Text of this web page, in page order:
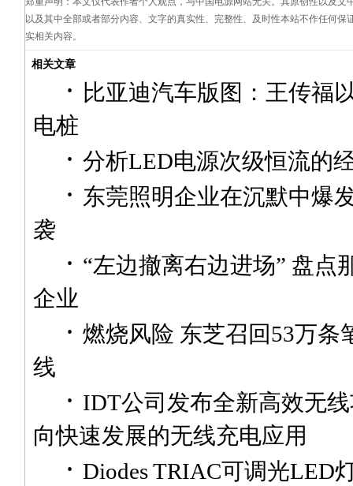
以及其中全部或者部分内容、文字的真实性、完整性、及时性本站不作任何保
实相关内容。
相关文章
· 比亚迪汽车版图：王传福
电桩
· 分析LED电源次级恒流的
· 东莞照明企业在沉默中爆
袭
· “左边撤离右边进场” 盘点
企业
· 燃烧风险 东芝召回53万条
线
· IDT公司发布全新高效无
向快速发展的无线充电应用
· Diodes TRIAC可调光LED